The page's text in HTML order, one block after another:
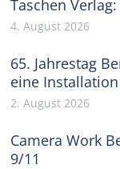
Taschen
4. August 2026
65. Jahrestag
eine
2. August 2026
Camera Work
9/11